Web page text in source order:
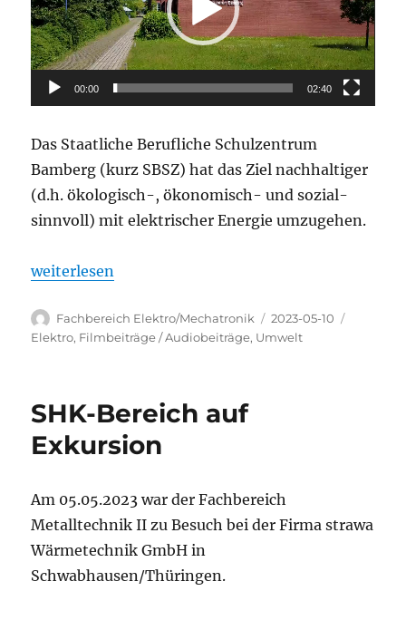
00:00 02:40
Das Staatliche Berufliche Schulzentrum
Bamberg (kurz SBSZ) hat das Ziel nachhaltiger
(d.h. ökologisch-, ökonomisch- und sozial-
sinnvoll) mit elektrischer Energie umzugehen.
„Auszubildende der EEG12B entwickeln
weiterlesen
Autor
Fachbereich Elektro/Mechatronik
Veröffentlicht
am
2023-05-10
Elektro, Filmbeiträge / Audiobeiträge, Umwelt
SHK-Bereich auf
Exkursion
Am 05.05.2023 war der Fachbereich
Metalltechnik II zu Besuch bei der Firma strawa
Wärmetechnik GmbH in
Schwabhausen/Thüringen.